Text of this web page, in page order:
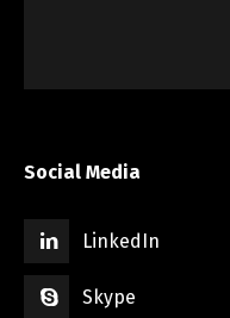
Social Media
LinkedIn
Skype